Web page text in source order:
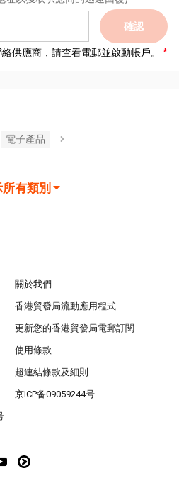
確認
供應商，請查看電郵並啟動帳戶。
電子產品
有類別
關於我們
香港貿發局流動應用程式
更新您的香港貿發局電郵訂閱
使用條款
超連結條款及細則
京ICP备09059244号